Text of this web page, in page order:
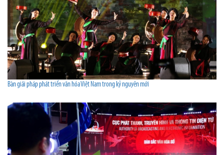
Bàn giải pháp phát triển văn hóa Việt Nam trong kỷ nguyên mới